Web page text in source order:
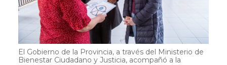
El Gobierno de la Provincia, a través del Ministerio de
Bienestar Ciudadano y Justicia, acompañó a la